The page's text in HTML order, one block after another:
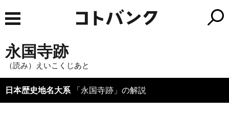
永国寺跡
（読み）えいこくじあと
日本歴史地名大系 「永国寺跡」の解説